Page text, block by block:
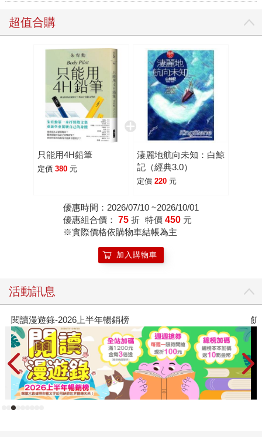
超值合購
只能用4H鉛筆
定價 380 元
淒麗地航向未知：白鯨
記（經典3.0）
定價 220 元
優惠時間：2026/07/10 ~2026/10/01
優惠組合價： 75 折 特價 450 元
※實際價格依購物車結帳為主
加入購物車
活動訊息
飢餓遊戲前傳贈早優券